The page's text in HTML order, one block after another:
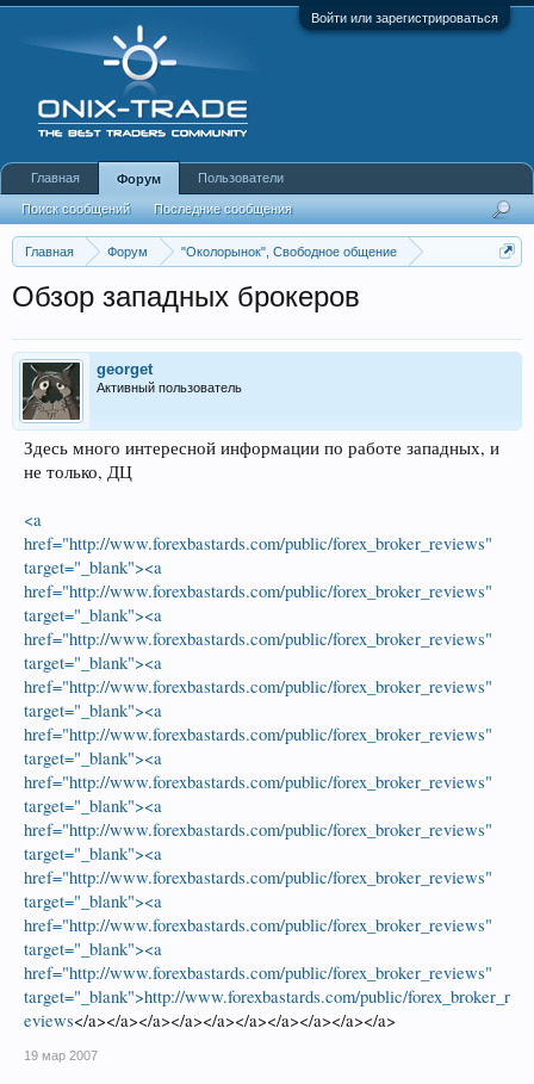
Войти или зарегистрироваться
Главная Форум
"Околорынок", Свободное общение
Обзор западных брокеров
georget
Активный пользователь
Здесь много интересной информации по работе западных, и
не только, ДЦ
<a
href="http://www.forexbastards.com/public/forex_broker_reviews"
target="_blank"><a
href="http://www.forexbastards.com/public/forex_broker_reviews"
target="_blank"><a
href="http://www.forexbastards.com/public/forex_broker_reviews"
target="_blank"><a
href="http://www.forexbastards.com/public/forex_broker_reviews"
target="_blank"><a
href="http://www.forexbastards.com/public/forex_broker_reviews"
target="_blank"><a
href="http://www.forexbastards.com/public/forex_broker_reviews"
target="_blank"><a
href="http://www.forexbastards.com/public/forex_broker_reviews"
target="_blank"><a
href="http://www.forexbastards.com/public/forex_broker_reviews"
target="_blank"><a
href="http://www.forexbastards.com/public/forex_broker_reviews"
target="_blank"><a
href="http://www.forexbastards.com/public/forex_broker_reviews"
target="_blank">http://www.forexbastards.com/public/forex_broker_r
eviews</a></a></a></a></a></a></a></a></a></a>
19 мар 2007
Главная Форум
Поиск сообщений Последние сообщения
Пользователи